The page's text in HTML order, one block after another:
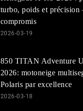
turbo, poids et
compromis
2026-03-19
850 TITAN Adventure
2026: motoneige
Polaris par excellence
2026-03-18